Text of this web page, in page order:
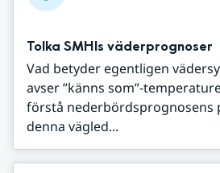
Tolka SMHIs väderprognoser
Vad betyder egentligen
avser ”känns som”-
förstå nederbördsprognosens
denna vägled...